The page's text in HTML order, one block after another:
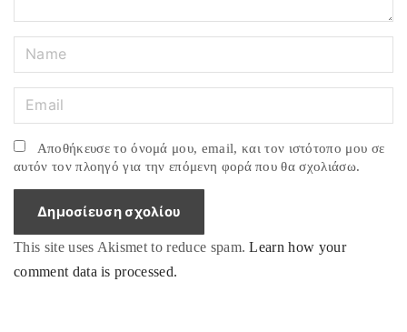
a
m
*
m
a
i
l
Αποθήκευσε το όνομά μου, email, και τον ιστότοπο μου σε
αυτόν τον πλοηγό για την επόμενη φορά που θα σχολιάσω.
This site uses Akismet to reduce spam.Learn how your
comment data is processed.